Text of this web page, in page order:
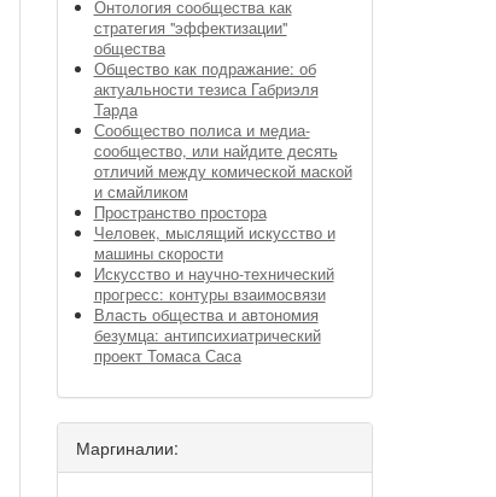
Онтология сообщества как
стратегия "эффектизации"
общества
Общество как подражание: об
актуальности тезиса Габриэля
Тарда
Сообщество полиса и медиа-
сообщество, или найдите десять
отличий между комической маской
и смайликом
Пространство простора
Человек, мыслящий искусство и
машины скорости
Искусство и научно-технический
прогресс: контуры взаимосвязи
Власть общества и автономия
безумца: антипсихиатрический
проект Томаса Саса
Маргиналии: